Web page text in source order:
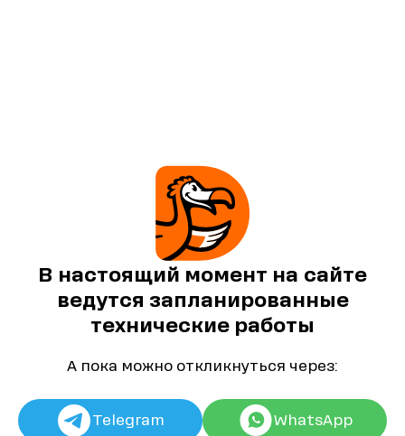
В настоящий момент на сайте
ведутся запланированные
технические работы
А пока можно откликнуться через:
Telegram WhatsApp